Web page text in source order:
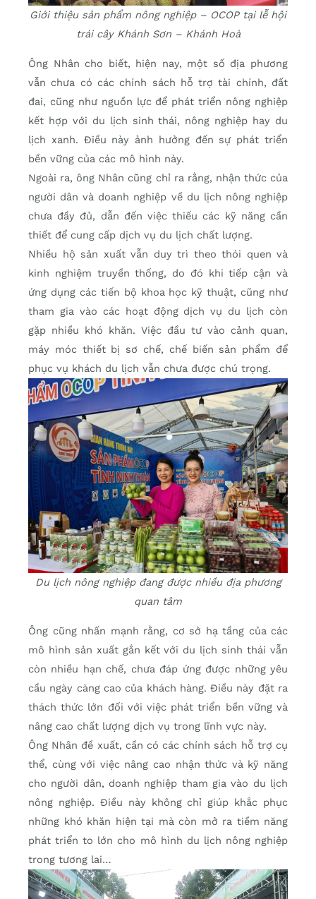
Giới thiệu sản phẩm nông nghiệp – OCOP tại lễ hội
trái cây Khánh Sơn – Khánh Hoà
Ông Nhân cho biết, hiện nay, một số địa phương
vẫn chưa có các chính sách hỗ trợ tài chính, đất
đai, cũng như nguồn lực để phát triển nông nghiệp
kết hợp với du lịch sinh thái, nông nghiệp hay du
lịch xanh. Điều này ảnh hưởng đến sự phát triển
bền vững của các mô hình này.
Ngoài ra, ông Nhân cũng chỉ ra rằng, nhận thức của
người dân và doanh nghiệp về du lịch nông nghiệp
chưa đầy đủ, dẫn đến việc thiếu các kỹ năng cần
thiết để cung cấp dịch vụ du lịch chất lượng.
Nhiều hộ sản xuất vẫn duy trì theo thói quen và
kinh nghiệm truyền thống, do đó khi tiếp cận và
ứng dụng các tiến bộ khoa học kỹ thuật, cũng như
tham gia vào các hoạt động dịch vụ du lịch còn
gặp nhiều khó khăn. Việc đầu tư vào cảnh quan,
máy móc thiết bị sơ chế, chế biến sản phẩm để
phục vụ khách du lịch vẫn chưa được chú trọng.
Du lịch nông nghiệp đang được nhiều địa phương
quan tâm
Ông cũng nhấn mạnh rằng, cơ sở hạ tầng của các
mô hình sản xuất gắn kết với du lịch sinh thái vẫn
còn nhiều hạn chế, chưa đáp ứng được những yêu
cầu ngày càng cao của khách hàng. Điều này đặt ra
thách thức lớn đối với việc phát triển bền vững và
nâng cao chất lượng dịch vụ trong lĩnh vực này.
Ông Nhân đề xuất, cần có các chính sách hỗ trợ cụ
thể, cùng với việc nâng cao nhận thức và kỹ năng
cho người dân, doanh nghiệp tham gia vào du lịch
nông nghiệp. Điều này không chỉ giúp khắc phục
những khó khăn hiện tại mà còn mở ra tiềm năng
phát triển to lớn cho mô hình du lịch nông nghiệp
trong tương lai…